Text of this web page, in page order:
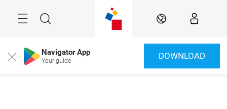
Suche DE
Close Navigator App
Your guide DOWNLOAD